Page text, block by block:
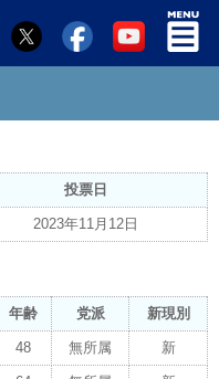
投票日
2023年11月12日
年齢 党派 新現別
48 無所属 新